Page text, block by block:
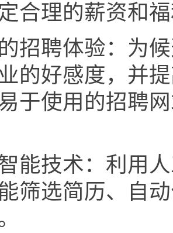
合理的薪资和
招聘体验：为
的好感度，并
于使用的招聘
能技术：利用
筛选简历、自